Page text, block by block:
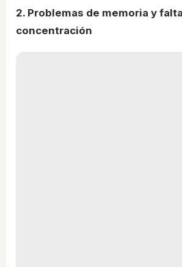
2. Problemas de memoria y
concentración